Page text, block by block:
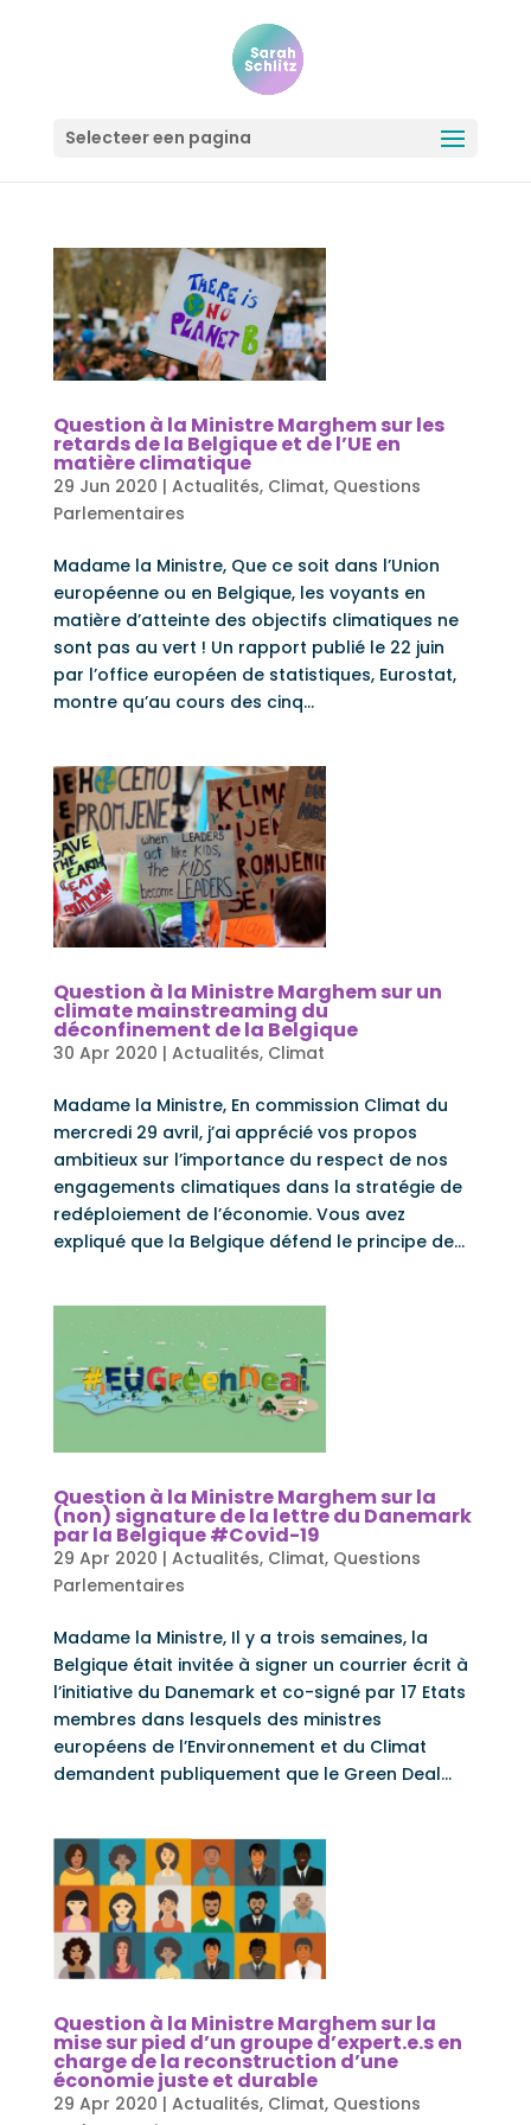
Selecteer een pagina
Question à la Ministre Marghem sur les
retards de la Belgique et de l’UE en
matière climatique
29 Jun 2020 | Actualités, Climat, Questions
Parlementaires
Madame la Ministre, Que ce soit dans l’Union
européenne ou en Belgique, les voyants en
matière d’atteinte des objectifs climatiques ne
sont pas au vert ! Un rapport publié le 22 juin
par l’office européen de statistiques, Eurostat,
montre qu’au cours des cinq...
Question à la Ministre Marghem sur un
climate mainstreaming du
déconfinement de la Belgique
30 Apr 2020 | Actualités, Climat
Madame la Ministre, En commission Climat du
mercredi 29 avril, j’ai apprécié vos propos
ambitieux sur l’importance du respect de nos
engagements climatiques dans la stratégie de
redéploiement de l’économie. Vous avez
expliqué que la Belgique défend le principe de...
Question à la Ministre Marghem sur la
(non) signature de la lettre du Danemark
par la Belgique #Covid-19
29 Apr 2020 | Actualités, Climat, Questions
Parlementaires
Madame la Ministre, Il y a trois semaines, la
Belgique était invitée à signer un courrier écrit à
l’initiative du Danemark et co-signé par 17 Etats
membres dans lesquels des ministres
européens de l’Environnement et du Climat
demandent publiquement que le Green Deal...
Question à la Ministre Marghem sur la
mise sur pied d’un groupe d’expert.e.s en
charge de la reconstruction d’une
économie juste et durable
29 Apr 2020 | Actualités, Climat, Questions